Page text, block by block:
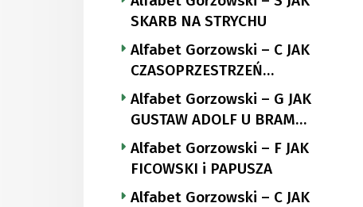
SKARB NA STRYCHU
Alfabet Gorzowski – C JAK
CZASOPRZESTRZEŃ
NUTTGENSA
Alfabet Gorzowski – G JAK
GUSTAW ADOLF U BRAM
LANDSBERGA
Alfabet Gorzowski – F JAK
FICOWSKI i PAPUSZA
Alfabet Gorzowski – C JAK